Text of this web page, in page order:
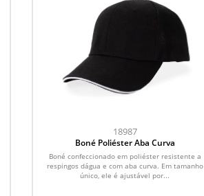
18987
Boné Poliéster Aba Curva
Boné confeccionado em poliéster resistente a
respingos dágua e com aba curva. Em tamanho
único, ele é ajustável por...